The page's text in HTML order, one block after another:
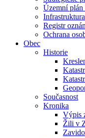
Územní
Registr
Ochrana
Obec
Historie
Současnost
Kronika
Výpis
Žili v